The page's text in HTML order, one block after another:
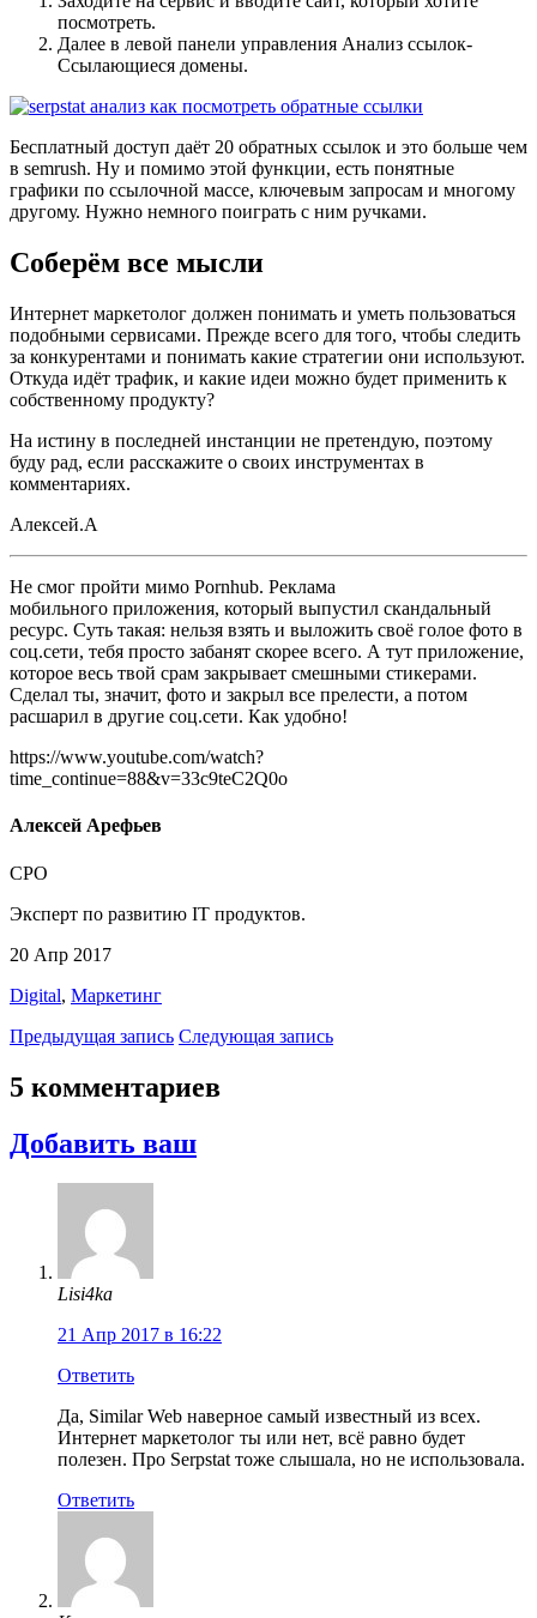
посмотреть.
Далее в левой панели управления Анализ ссылок-
Ссылающиеся домены.
Бесплатный доступ даёт 20 обратных ссылок и это больше чем
в semrush. Ну и помимо этой функции, есть понятные
графики по ссылочной массе, ключевым запросам и многому
другому. Нужно немного поиграть с ним ручками.
Соберём все мысли
Интернет маркетолог должен понимать и уметь пользоваться
подобными сервисами. Прежде всего для того, чтобы следить
за конкурентами и понимать какие стратегии они используют.
Откуда идёт трафик, и какие идеи можно будет применить к
собственному продукту?
На истину в последней инстанции не претендую, поэтому
буду рад, если расскажите о своих инструментах в
комментариях.
Алексей.А
Не смог пройти мимо Pornhub. Реклама
мобильного приложения, который выпустил скандальный
ресурс. Суть такая: нельзя взять и выложить своё голое фото в
соц.сети, тебя просто забанят скорее всего. А тут приложение,
которое весь твой срам закрывает смешными стикерами.
Сделал ты, значит, фото и закрыл все прелести, а потом
расшарил в другие соц.сети. Как удобно!
https://www.youtube.com/watch?
time_continue=88&v=33c9teC2Q0o
Алексей Арефьев
CPO
Эксперт по развитию IT продуктов.
20 Апр 2017
Digital, Маркетинг
Предыдущая запись Следующая запись
5 комментариев
Добавить ваш
Lisi4ka
21 Апр 2017 в 16:22
Ответить
Да, Similar Web наверное самый известный из всех.
Интернет маркетолог ты или нет, всё равно будет
полезен. Про Serpstat тоже слышала, но не использовала.
Ответить